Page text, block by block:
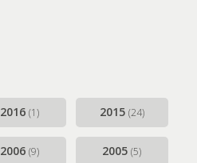
2016 (1) 2015 (24)
2006 (9) 2005(5)